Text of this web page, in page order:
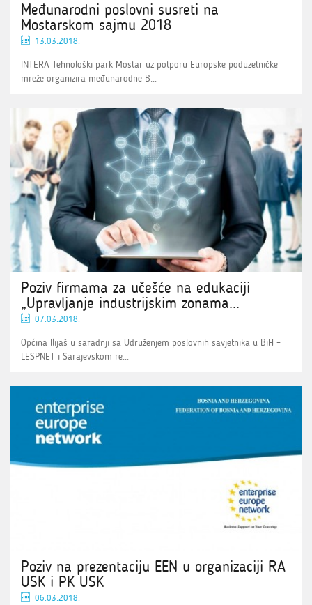
Međunarodni poslovni susreti na
Mostarskom sajmu 2018
13.03.2018.
INTERA Tehnološki park Mostar uz potporu Europske poduzetničke
mreže organizira međunarodne B...
Poziv firmama za učešće na edukaciji
„Upravljanje industrijskim zonama...
07.03.2018.
Općina Ilijaš u saradnji sa Udruženjem poslovnih savjetnika u BiH –
LESPNET i Sarajevskom re...
Poziv na prezentaciju EEN u organizaciji RA
USK i PK USK
06.03.2018.